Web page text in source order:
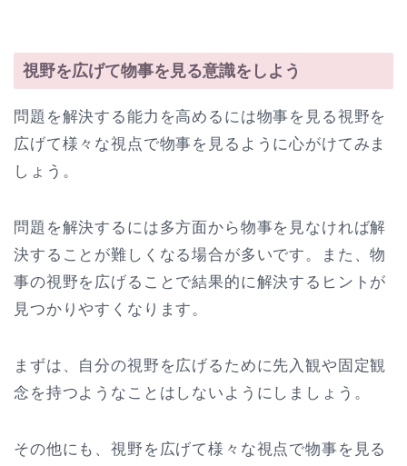
視野を広げて物事を見る意識をしよう
問題を解決する能力を高めるには物事を見る視野を
広げて様々な視点で物事を見るように心がけてみま
しょう。
問題を解決するには多方面から物事を見なければ解
決することが難しくなる場合が多いです。また、物
事の視野を広げることで結果的に解決するヒントが
見つかりやすくなります。
まずは、自分の視野を広げるために先入観や固定観
念を持つようなことはしないようにしましょう。
その他にも、視野を広げて様々な視点で物事を見る